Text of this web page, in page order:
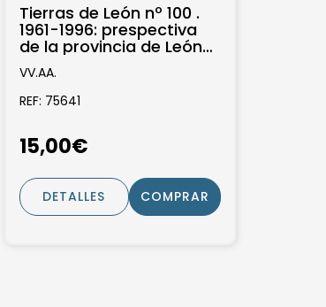
Tierras de León nº 100 .
1961-1996: prespectiva
de la provincia de León
durante los ultimos
treinta...
VV.AA.
REF: 75641
15,00€
DETALLES COMPRAR